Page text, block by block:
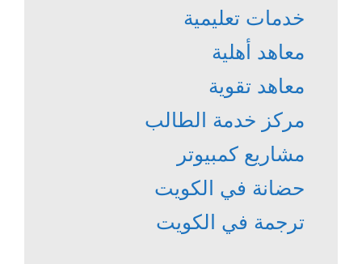
خدمات تعليمية
معاهد أهلية
معاهد تقوية
مركز خدمة الطالب
مشاريع كمبيوتر
حضانة في الكويت
ترجمة في الكويت